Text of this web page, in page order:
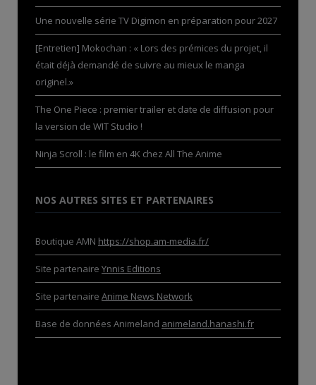
Une nouvelle série TV Digimon en préparation pour 2027
[Entretien] Mokochan : « Lors des prémices du projet, il
était déjà demandé de suivre au mieux le manga
originel.»
The One Piece : premier trailer et date de diffusion pour
la version de WIT Studio !
Ninja Scroll : le film en 4K chez All The Anime
NOS AUTRES SITES ET PARTENAIRES
Boutique AMN https://shop.am-media.fr/
Site partenaire Ynnis Editions
Site partenaire Anime News Network
Base de données Animeland animeland.hanashi.fr